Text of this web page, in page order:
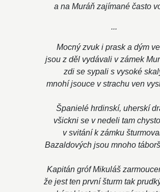
a na Muráň zajímané často
...
Mocný zvuk i prask a dým
jsou z děl vydávali v zámek
zdi se sypali s vysoké
mnohí jsouce v strachu ven
Španielé hrdinskí, uherskí
všickni se v nedeli tam
v svitání k zámku
Bazaldových jsou mnoho
Kapitán gróf Mikuláš
že jest ten první šturm tak